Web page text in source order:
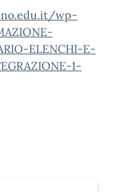
wp-
ELENCHI-E-
1-